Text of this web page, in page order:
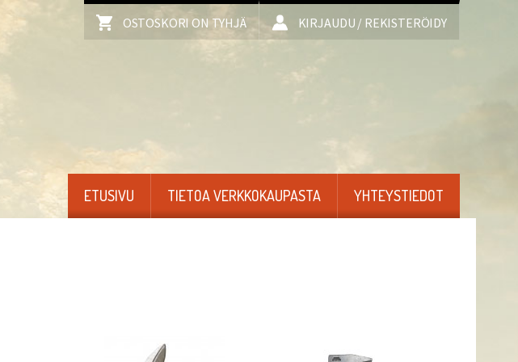
KIRJAUDU / REKISTERÖIDY
OSTOSKORI ON TYHJÄ
ETUSIVU TIETOA VERKKOKAUPASTA YHTEYSTIEDOT